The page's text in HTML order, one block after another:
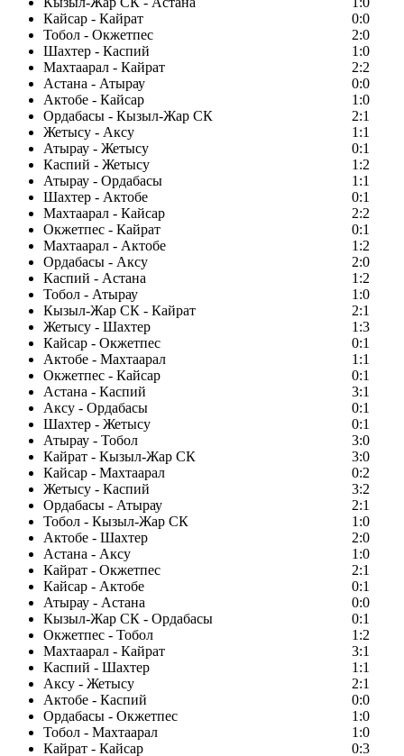
Кайсар - Кайрат
0:0
Тобол - Окжетпес
2:0
Шахтер - Каспий
1:0
Махтаарал - Кайрат
2:2
Астана - Атырау
0:0
Актобе - Кайсар
1:0
Ордабасы - Кызыл-Жар СК
2:1
Жетысу - Аксу
1:1
Атырау - Жетысу
0:1
Каспий - Жетысу
1:2
Атырау - Ордабасы
1:1
Шахтер - Актобе
0:1
Махтаарал - Кайсар
2:2
Окжетпес - Кайрат
0:1
Махтаарал - Актобе
1:2
Ордабасы - Аксу
2:0
Каспий - Астана
1:2
Тобол - Атырау
1:0
Кызыл-Жар СК - Кайрат
2:1
Жетысу - Шахтер
1:3
Кайсар - Окжетпес
0:1
Актобе - Махтаарал
1:1
Окжетпес - Кайсар
0:1
Астана - Каспий
3:1
Аксу - Ордабасы
0:1
Шахтер - Жетысу
0:1
Атырау - Тобол
3:0
Кайрат - Кызыл-Жар СК
3:0
Кайсар - Махтаарал
0:2
Жетысу - Каспий
3:2
Ордабасы - Атырау
2:1
Тобол - Кызыл-Жар СК
1:0
Актобе - Шахтер
2:0
Астана - Аксу
1:0
Кайрат - Окжетпес
2:1
Кайсар - Актобе
0:1
Атырау - Астана
0:0
Кызыл-Жар СК - Ордабасы
0:1
Окжетпес - Тобол
1:2
Махтаарал - Кайрат
3:1
Каспий - Шахтер
1:1
Аксу - Жетысу
2:1
Актобе - Каспий
0:0
Ордабасы - Окжетпес
1:0
Тобол - Махтаарал
1:0
Кайрат - Кайсар
0:3